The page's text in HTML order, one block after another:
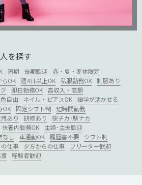
を探す
短期 長期歓迎
春・夏・冬休限定
OK 週4日以上OK 私服勤務OK
制服あり
即日勤務OK
高収入・高額
自由 ネイル・ピアスOK
語学が活かせる
OK 固定シフト制
短時間勤務
あり 研修あり
駅チカ･駅ナカ
扶養内勤務OK
主婦･主夫歓迎
なし 車通勤OK 履歴書不要
シフト制
仕事 夕方からの仕事
フリーター歓迎
経験者歓迎